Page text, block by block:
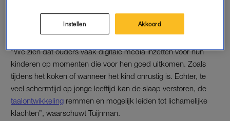
de gelegenheid om iets voor zichzelf te doen of om even tot
“We zien dat ouders vaak digitale media inzetten voor hun
kinderen op momenten die voor hen goed uitkomen. Zoals
tijdens het koken of wanneer het kind onrustig is. Echter, te
veel schermtijd op jonge leeftijd kan de slaap verstoren, de
taalontwikkeling remmen en mogelijk leiden tot lichamelijke
klachten”, waarschuwt Tuijnman.
Instellen Akkoord